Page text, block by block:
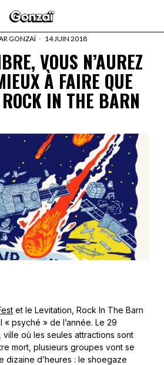
GONZAÏ 14 JUIN 2018
VOUS N’AUREZ
À FAIRE QUE
IN THE BARN
et le Levitation, Rock In The Barn
psyché » de l’année. Le 29
où les seules attractions sont
mort, plusieurs groupes vont se
dizaine d’heures : le shoegaze